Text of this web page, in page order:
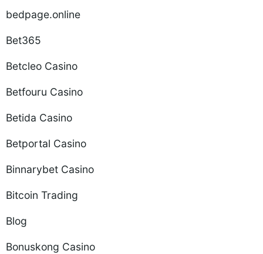
bedpage.online
Bet365
Betcleo Casino
Betfouru Casino
Betida Casino
Betportal Casino
Binnarybet Casino
Bitcoin Trading
Blog
Bonuskong Casino